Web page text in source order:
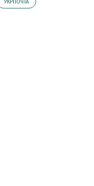
УКРПОЧТА